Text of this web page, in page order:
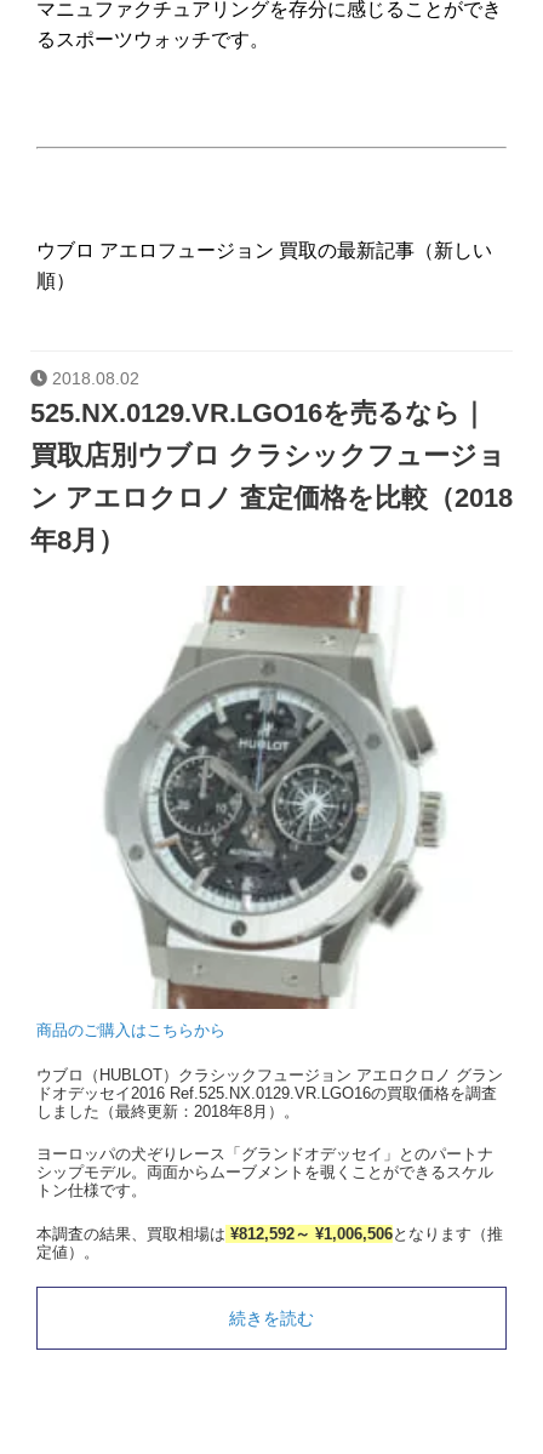
マニュファクチュアリングを存分に感じることができ
るスポーツウォッチです。
ウブロ アエロフュージョン 買取の最新記事（新しい
順）
2018.08.02
525.NX.0129.VR.LGO16を売るなら｜
買取店別ウブロ クラシックフュージョ
ン アエロクロノ 査定価格を比較（2018
年8月）
商品のご購入はこちらから
ウブロ（HUBLOT）クラシックフュージョン アエロクロノ グラン
ドオデッセイ2016 Ref.525.NX.0129.VR.LGO16の買取価格を調査
しました（最終更新：2018年8月）。
ヨーロッパの犬ぞりレース「グランドオデッセイ」とのパートナ
シップモデル。両面からムーブメントを覗くことができるスケル
トン仕様です。
本調査の結果、買取相場は ¥812,592～ ¥1,006,506となります（推
定値）。
続きを読む